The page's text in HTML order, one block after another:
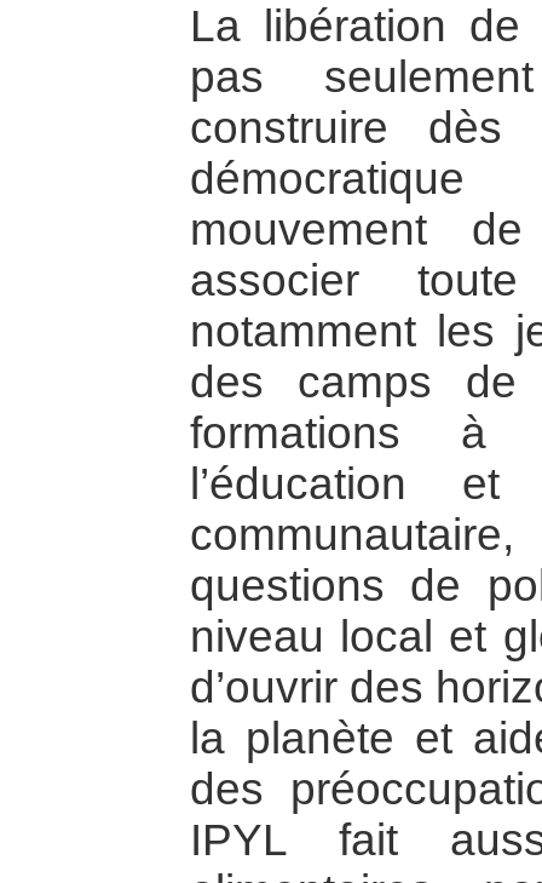
La libération
pas
construire dès
mouvement
associer
notamment les
des camps de
formations à
l’éducation
questions de
niveau local et
d’ouvrir des
la planète et
des
IPYL fait